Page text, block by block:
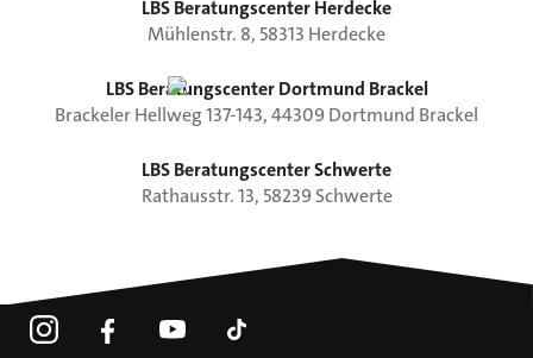
LBS Beratungscenter Herdecke
Mühlenstr. 8, 58313 Herdecke
LBS Beratungscenter Dortmund Brackel
Brackeler Hellweg137-143,44309 Dortmund Brackel
LBS Beratungscenter Schwerte
Rathausstr.13, 58239 Schwerte